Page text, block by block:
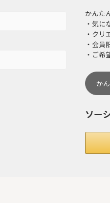
かんた
・気に
・クリ
・会員
・ご希
か
ソー